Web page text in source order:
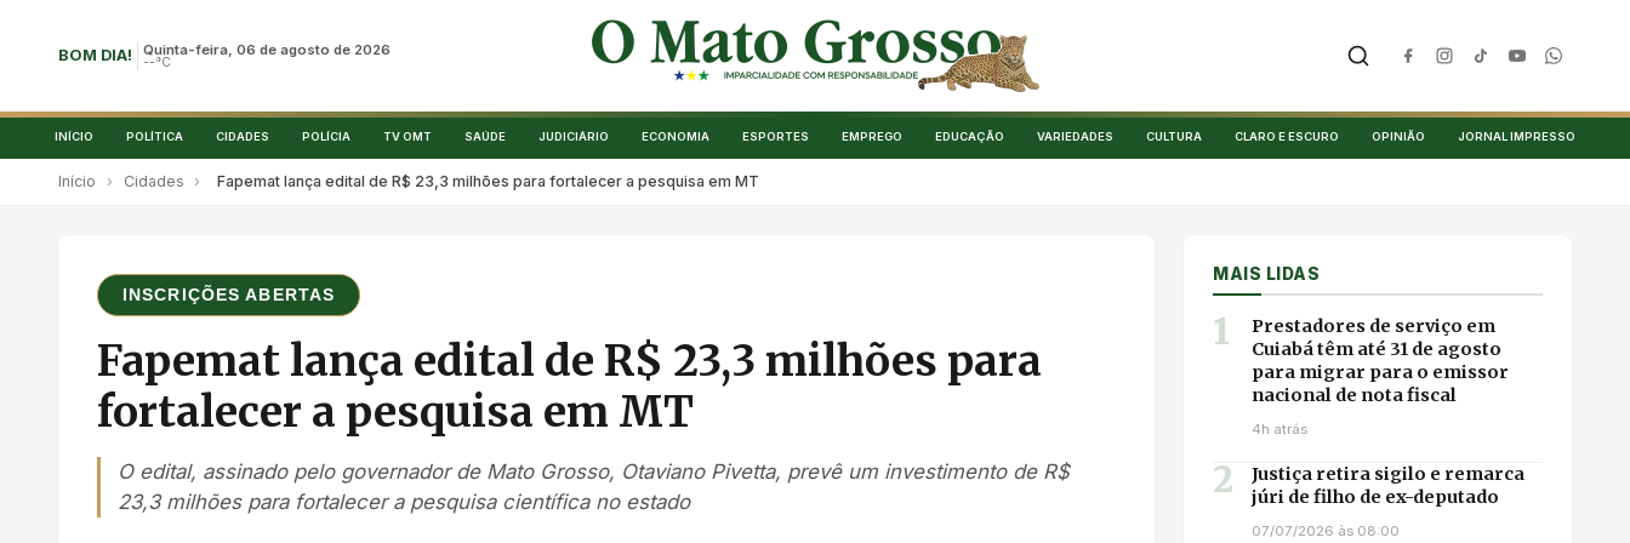
BOM DIA! Quinta-feira, 06 de agosto de 2026
--°C
INÍCIO POLÍTICA CIDADES POLÍCIA TV OMT SAÚDE JUDICIÁRIO ECONOMIA ESPORTES EMPREGO EDUCAÇÃO VARIEDADES CULTURA CLARO E ESCURO OPINIÃO JORNAL IMPRESSO
Início › Cidades › Fapemat lança edital de R$ 23,3 milhões para fortalecer a pesquisa em MT
INSCRIÇÕES ABERTAS
Fapemat lança edital de R$ 23,3 milhões para
fortalecer a pesquisa em MT
O edital, assinado pelo governador de Mato Grosso, Otaviano Pivetta, prevê um investimento de R$
23,3 milhões para fortalecer a pesquisa científica no estado
MAIS LIDAS
1
Prestadores de serviço em
Cuiabá têm até 31 de agosto
para migrar para o emissor
nacional de nota fiscal
4h atrás
2
Justiça retira sigilo e remarca
júri de filho de ex-deputado
07/07/2026 às 08:00